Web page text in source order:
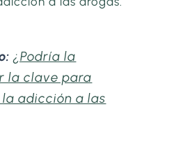
¿Podría la
la clave para
adicción a las